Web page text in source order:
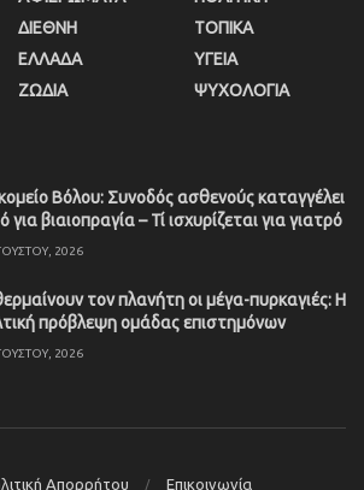
ΔΙΕΘΝΗ
ΕΛΛΑΔΑ
ΖΩΔΙΑ
ΤΟΠΙΚΑ
ΥΓΕΙΑ
ΨΥΧΟΛΟΓΙΑ
Βόλου: Συνοδός ασθενούς καταγγέλει
για βιαιοπραγία – Τί ισχυρίζεται για γιατρό
2026
τον πλανήτη οι μέγα-πυρκαγιές: Η
πρόβλεψη ομάδας επιστημόνων
2026
Απορρήτου Επικοινωνία